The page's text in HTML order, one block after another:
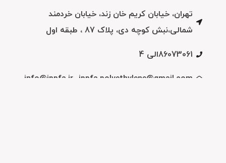
تهران، خیابان کریم خان زند، خیابان خردمند
شمالی،نبش کوچه دی، پلاک 87 ، طبقه اول
86073061الی 4
info@ippfa.ir- ippfa.polyethylene@gmail.com